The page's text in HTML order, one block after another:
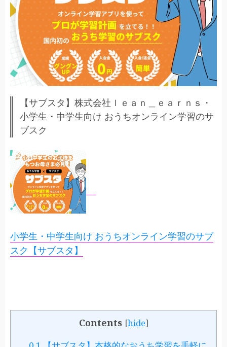
【サブスタ】株式会社ｌｅａｎ＿ｅａｒｎｓ・
小学生・中学生向け おうちオンライン学習のサ
ブスク
小学生・中学生向け おうちオンライン学習のサブ
スク【サブスタ】
Contents [hide]